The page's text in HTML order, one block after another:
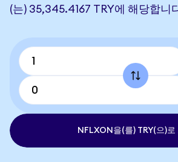
(는) 35,345.4167 TRY에 해당합니
NFLXON을(를) TRY(으)로